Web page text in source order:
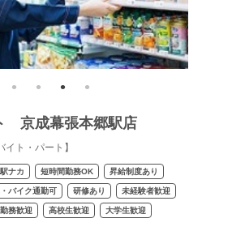
京成幕張本郷駅店
ト・パート】
ナカ 短時間勤務OK 昇給制度あり
バイク通勤可 研修あり 未経験者歓迎
務歓迎 高校生歓迎 大学生歓迎